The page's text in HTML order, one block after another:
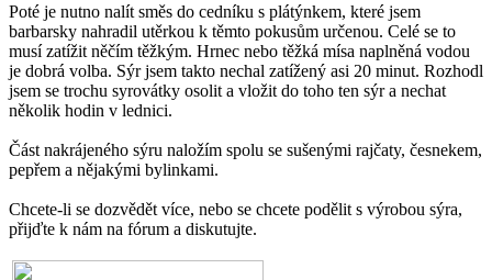
Poté je nutno nalít směs do cedníku s plátýnkem, které jsem
barbarsky nahradil utěrkou k těmto pokusům určenou. Celé se to
musí zatížit něčím těžkým. Hrnec nebo těžká mísa naplněná vodou
je dobrá volba. Sýr jsem takto nechal zatížený asi 20 minut. Rozhodl
jsem se trochu syrovátky osolit a vložit do toho ten sýr a nechat
několik hodin v lednici.
Část nakrájeného sýru naložím spolu se sušenými rajčaty, česnekem,
pepřem a nějakými bylinkami.
Chcete-li se dozvědět více, nebo se chcete podělit s výrobou sýra,
přijďte k nám na fórum a diskutujte.